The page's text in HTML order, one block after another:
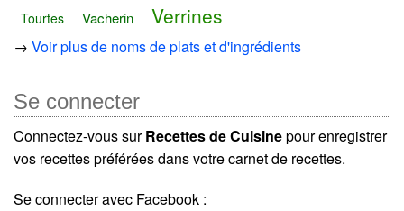
Tourtes Vacherin Verrines
→ Voir plus de noms de plats et d'ingrédients
Se connecter
Connectez-vous surRecettes de Cuisinepour enregistrer
vos recettes préférées dans votre carnet de recettes.
Se connecter avec Facebook :